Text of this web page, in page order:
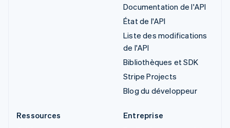
Documentation de l'API
État de l'API
Liste des modifications
de l'API
Bibliothèques et SDK
Stripe Projects
Blog du développeur
Ressources
Entreprise